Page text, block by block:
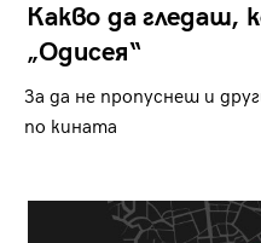
Какво да гледаш,
„Одисея“
За да не пропуснеш и
по кината